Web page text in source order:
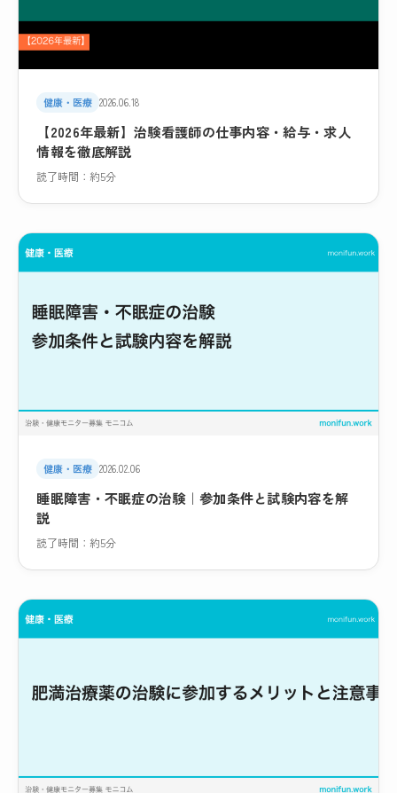
健康・医療 2026.06.18
【2026年最新】治験看護師の仕事内容・給与・求人
情報を徹底解説
読了時間：約5分
健康・医療 2026.02.06
睡眠障害・不眠症の治験｜参加条件と試験内容を解
説
読了時間：約5分